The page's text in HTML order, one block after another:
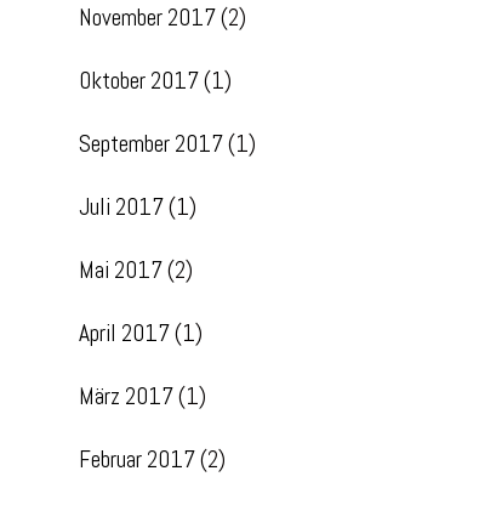
November 2017(2)
Oktober 2017(1)
September 2017(1)
Juli 2017(1)
Mai 2017(2)
April 2017(1)
März 2017(1)
Februar 2017(2)